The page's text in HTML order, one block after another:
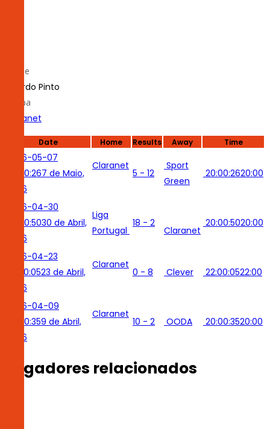
Nome
Ricardo Pinto
Equipa
Claranet
Date Home Results Away Time
2026-05-07
20:00:267 de Maio,
2026
Claranet
5 - 12
Sport
Green
20:00:2620:00
2026-04-30
20:00:5030 de Abril,
2026
Liga
Portugal
18 - 2
Claranet
20:00:5020:00
2026-04-23
22:00:0523 de Abril,
2026
Claranet
0 - 8 Clever 22:00:0522:00
2026-04-09
20:00:359 de Abril,
2026
Claranet
10 - 2 OODA 20:00:3520:00
Jogadores relacionados